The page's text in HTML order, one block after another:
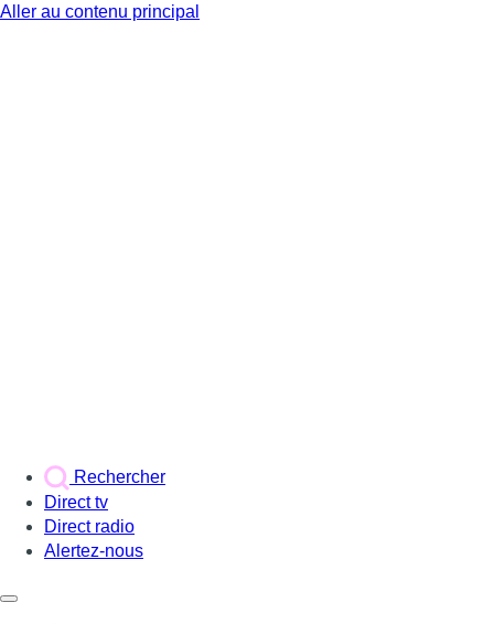
Aller au contenu principal
Rechercher
Direct tv
Direct radio
Alertez-nous